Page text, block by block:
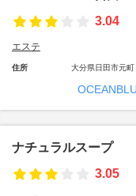
3.04
エステ
住所 大分県日田市元町
ナチュラルスープ
3.05